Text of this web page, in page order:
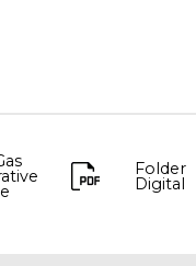
Folder
Digital